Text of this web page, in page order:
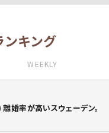
ンキング
WEEKLY
婚率が高いスウェーデン。